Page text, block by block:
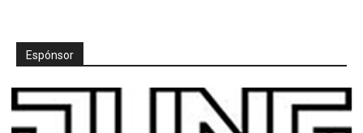
Espónsor